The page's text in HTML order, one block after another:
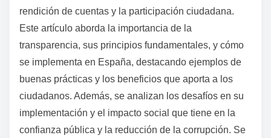
rendición de cuentas y la participación ciudadana.
Este artículo aborda la importancia de la
transparencia, sus principios fundamentales, y cómo
se implementa en España, destacando ejemplos de
buenas prácticas y los beneficios que aporta a los
ciudadanos. Además, se analizan los desafíos en su
implementación y el impacto social que tiene en la
confianza pública y la reducción de la corrupción. Se